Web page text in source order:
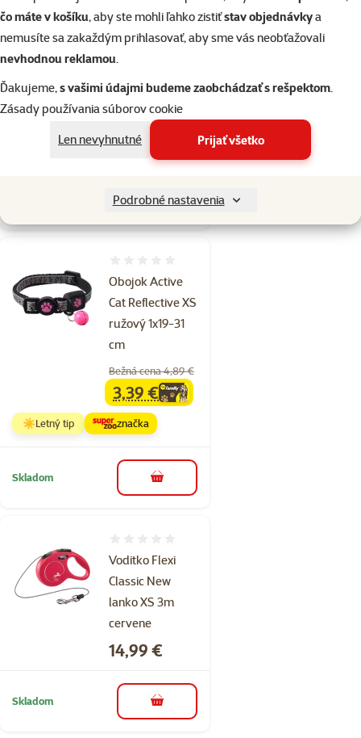
čo máte v košíku, aby ste mohli ľahko zistiťstav objednávkya
nemusíte sa zakaždým prihlasovať, aby sme vás neobťažovali
nevhodnou reklamou.
Ďakujeme,s vašimi údajmi budeme zaobchádzať s rešpektom.
Zásady používania súborov cookie
Len nevyhnutné
Prijať všetko
Podrobné nastavenia
Cat Reflective XS
modrý 1x19-31
cm
Bežná cena 4,89 €
familycena
3,39 €
☀️Letný tip značka
do košíka
Obojok Active
Cat Reflective XS
ružový 1x19-31
cm
Bežná cena 4,89 €
familycena
3,39 €
☀️Letný tip značka
Skladom do košíka
Voditko Flexi
Classic New
lanko XS 3m
cervene
Cena
14,99 €
Skladom do košíka